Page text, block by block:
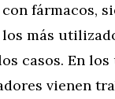
fármacos,
más
casos. En
vienen